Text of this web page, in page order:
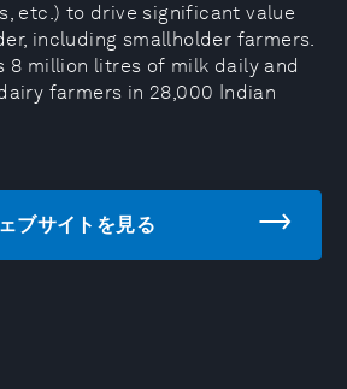
etc.) to drive significant value
including smallholder farmers.
8 million litres of milk daily and
farmers in 28,000 Indian
ブサイトを見る